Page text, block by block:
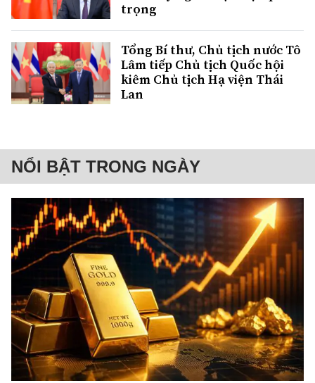
trọng
Tổng Bí thư, Chủ tịch nước Tô
Lâm tiếp Chủ tịch Quốc hội
kiêm Chủ tịch Hạ viện Thái
Lan
NỔI BẬT TRONG NGÀY